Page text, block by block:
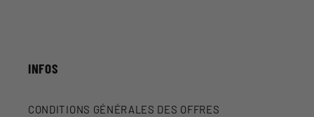
INFOS
CONDITIONS GÉNÉRALES DES OFFRES